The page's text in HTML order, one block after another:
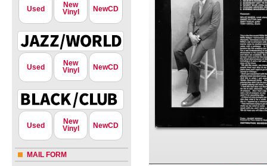
Used
New
Vinyl
NewCD
Used
New
Vinyl
NewCD
Used
New
Vinyl
NewCD
MAIL FORM